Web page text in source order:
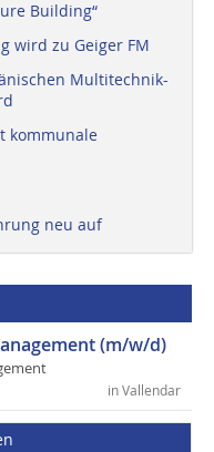
Building“
wird zu Geiger FM
Multitechnik-
kommunale
neu auf
(m/w/d)
in Vallendar